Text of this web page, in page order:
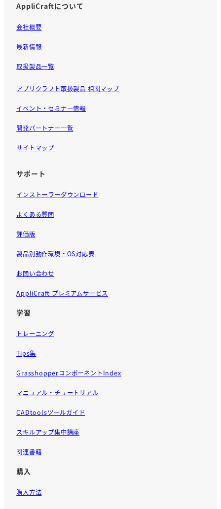
AppliCraftについて
会社概要
最新情報
取扱製品一覧
アプリクラフト取扱製品 相関マップ
イベント・セミナー情報
開発パートナー一覧
サイトマップ
サポート
インストーラーダウンロード
よくある質問
評価版
製品別動作環境・OS対応表
お問い合わせ
AppliCraft プレミアムサービス
学習
トレーニング
Tips集
GrasshopperコンポーネントIndex
マニュアル・チュートリアル
CADtoolsツールガイド
スキルアップ集中講座
関連書籍
購入
購入方法